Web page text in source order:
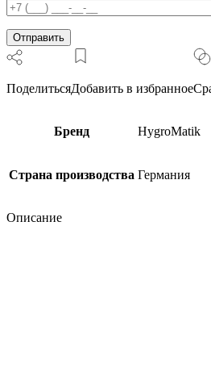
ПоделитьсяДобавить в избранное
Бренд HygroMatik
Страна производства Германия
Описание